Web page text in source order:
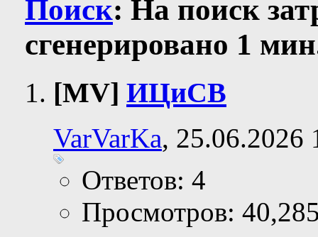
Поиск: На поиск
сгенерировано 1
[MV] ИЦиСВ
VarVarKa, 25.06.2026
Ответов: 4
Просмотров: